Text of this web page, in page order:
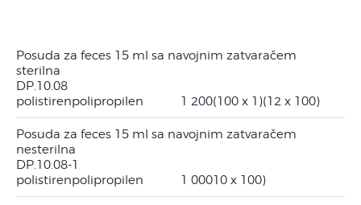
Posuda za feces 15 ml sa navojnim zatvaračem
sterilna
DP.10.08
polistirenpolipropilen 1 200(100 x 1)(12 x 100)
Posuda za feces 15 ml sa navojnim zatvaračem
nesterilna
DP.10.08-1
polistirenpolipropilen 1 00010 x 100)